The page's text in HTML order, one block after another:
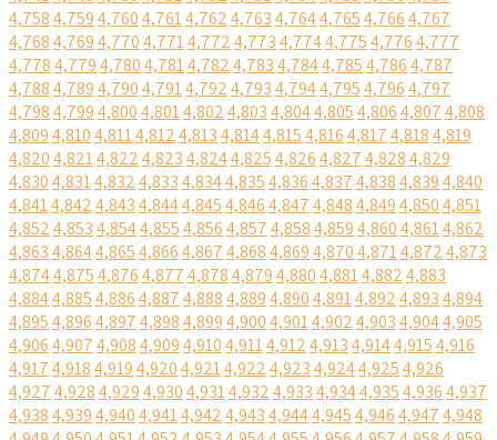
4,7584,7594,7604,7614,7624,7634,7644,7654,7664,767
4,7684,7694,7704,7714,7724,7734,7744,7754,7764,777
4,7784,7794,7804,7814,7824,7834,7844,7854,7864,787
4,7884,7894,7904,7914,7924,7934,7944,7954,7964,797
4,7984,7994,8004,8014,8024,8034,8044,8054,8064,8074,808
4,8094,8104,8114,8124,8134,8144,8154,8164,8174,8184,819
4,8204,8214,8224,8234,8244,8254,8264,8274,8284,829
4,8304,8314,8324,8334,8344,8354,8364,8374,8384,8394,840
4,8414,8424,8434,8444,8454,8464,8474,8484,8494,8504,851
4,8524,8534,8544,8554,8564,8574,8584,8594,8604,8614,862
4,8634,8644,8654,8664,8674,8684,8694,8704,8714,8724,873
4,8744,8754,8764,8774,8784,8794,8804,8814,8824,883
4,8844,8854,8864,8874,8884,8894,8904,8914,8924,8934,894
4,8954,8964,8974,8984,8994,9004,9014,9024,9034,9044,905
4,9064,9074,9084,9094,9104,9114,9124,9134,9144,9154,916
4,9174,9184,9194,9204,9214,9224,9234,9244,9254,926
4,9274,9284,9294,9304,9314,9324,9334,9344,9354,9364,937
4,9384,9394,9404,9414,9424,9434,9444,9454,9464,9474,948